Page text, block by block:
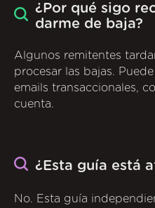
¿Por qué sigo
darme de baja?
Algunos remitentes
procesar las bajas.
emails transaccionales,
cuenta.
¿Esta guía está
No. Esta guía